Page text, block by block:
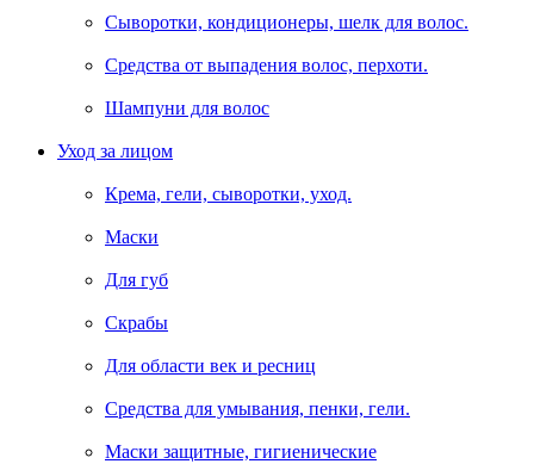
Сыворотки, кондиционеры, шелк для волос.
Средства от выпадения волос, перхоти.
Шампуни для волос
Уход за лицом
Крема, гели, сыворотки, уход.
Маски
Для губ
Скрабы
Для области век и ресниц
Средства для умывания, пенки, гели.
Маски защитные, гигиенические